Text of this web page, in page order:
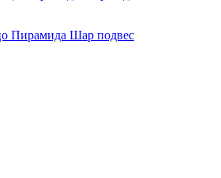
Пирамида Шар подвес